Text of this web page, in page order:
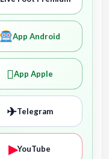
App Android
App Apple
✈Telegram
▶YouTube